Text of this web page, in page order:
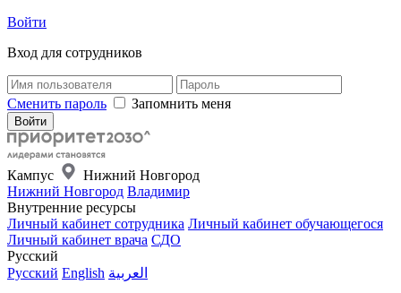
Войти
Вход для сотрудников
Сменить пароль Запомнить меня
Кампус
Нижний Новгород
Нижний Новгород Владимир
Внутренние ресурсы
Личный кабинет сотрудника Личный кабинет обучающегося
Личный кабинет врача СДО
Русский
Русский English العربية